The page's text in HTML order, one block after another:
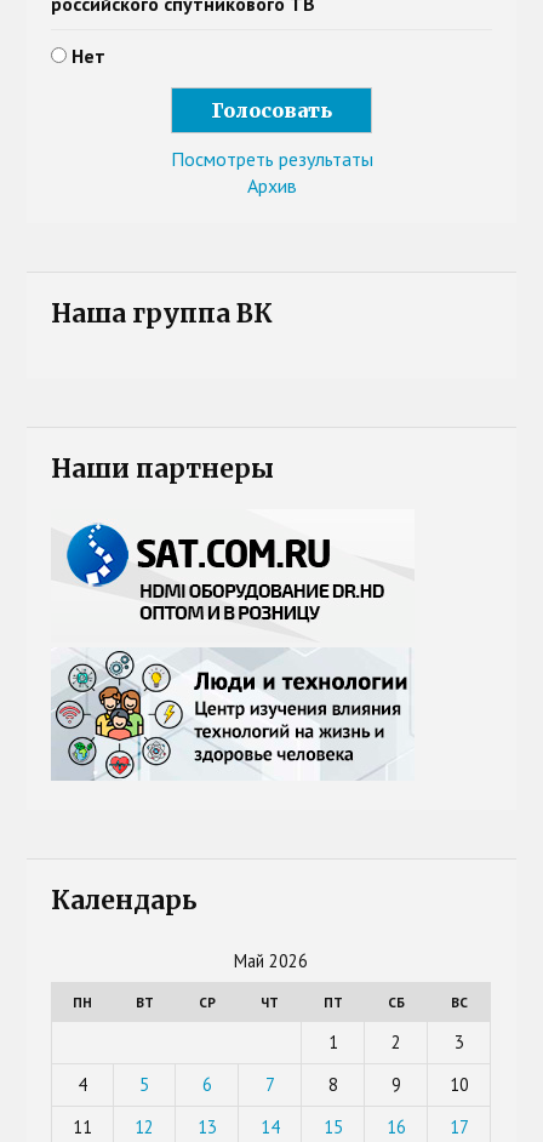
Нет
Посмотреть результаты
Архив
Наша группа ВК
Наши партнеры
Календарь
Май 2026
ПН ВТ СР ЧТ ПТ СБ ВС
1 2
3
4
5 6 7 8 9
10
11
12 13 14 15 16
17